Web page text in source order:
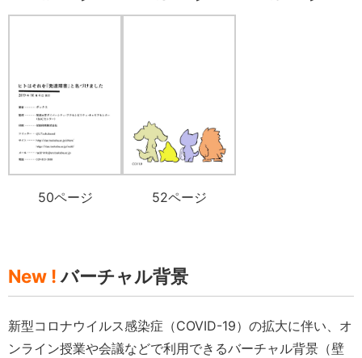
50ページ 52ページ
New !バーチャル背景
新型コロナウイルス感染症（COVID-19）の拡大に伴い、オ
ンライン授業や会議などで利用できるバーチャル背景（壁